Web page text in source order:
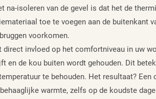
na-isoleren van de gevel is dat het de
toe te voegen aan de buitenkant
voorkomen.
invloed op het comfortniveau in uw
en de kou buiten wordt gehouden. Dit
te behouden. Het resultaat? Een
warmte, zelfs op de koudste